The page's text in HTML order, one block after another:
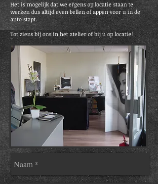
Het is mogelijk dat we ergens op locatie staan te
werken dus altijd even bellen of appen voor u in de
auto stapt.
Tot ziens bij ons in het atelier of bij u op locatie!